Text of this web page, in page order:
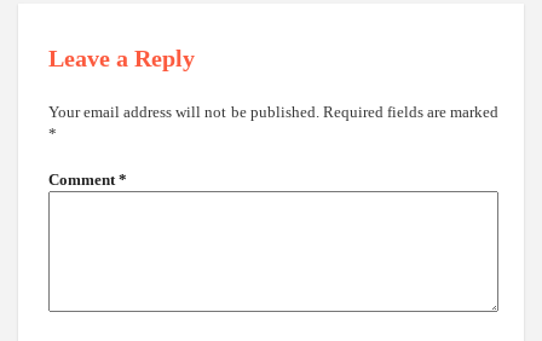
Leave a Reply
Your email address will not be published. Required fields are marked
*
Comment *